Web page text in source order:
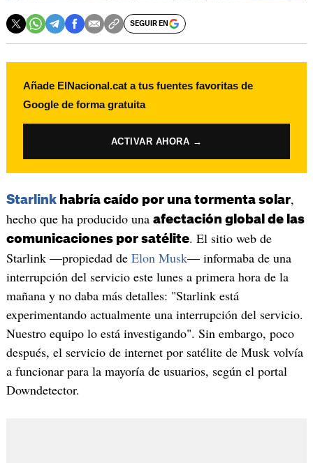
SEGUIR EN
Añade ElNacional.cat a tus fuentes favoritas de
Google de forma gratuita
ACTIVAR AHORA →
Starlinkhabría caído por una tormenta solar,
hecho que ha producido una afectación global de las
comunicaciones por satélite. El sitio web de
Starlink —propiedad de Elon Musk— informaba de una
interrupción del servicio este lunes a primera hora de la
mañana y no daba más detalles: "Starlink está
experimentando actualmente una interrupción del servicio.
Nuestro equipo lo está investigando". Sin embargo, poco
después, el servicio de internet por satélite de Musk volvía
a funcionar para la mayoría de usuarios, según el portal
Downdetector.